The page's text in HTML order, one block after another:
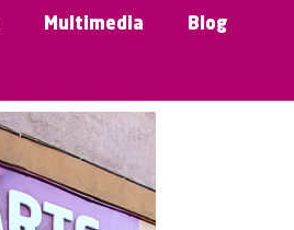
Multimedia Blog